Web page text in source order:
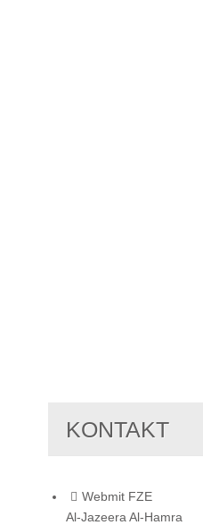
KONTAKT
Webmit FZE
Al-Jazeera Al-Hamra